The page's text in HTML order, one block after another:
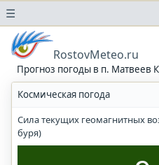
RostovMeteo.ru
Прогноз погоды в п. Матвеев
☰
Космическая погода
Сила текущих геомагнитных
буря)
Погода
в
аэропортах
Прогноз
солнечного
индекса
Погода